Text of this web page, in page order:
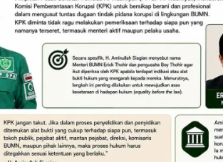
Berita Olah Raga Sorot